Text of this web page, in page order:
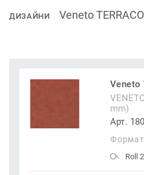
ДИЗАЙНИ Veneto
Veneto
mm)
Арт.
Формат
Roll